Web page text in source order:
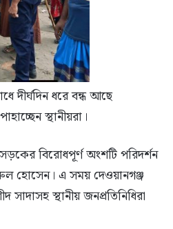
দীর্ঘদিন ধরে বন্ধ আছে
স্থানীয়রা।
বিরোধপূর্ণ অংশটি পরিদর্শন
হোসেন। এ সময় দেওয়ানগঞ্জ
স্থানীয় জনপ্রতিনিধিরা